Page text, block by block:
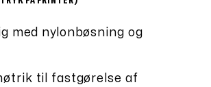
med nylonbøsning og
til fastgørelse af